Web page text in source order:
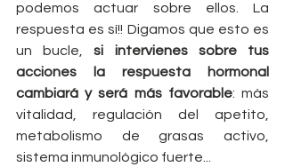
podemos actuar sobre ellos. La
respuesta es sí!! Digamos que esto es
un bucle, si intervienes sobre tus
acciones la respuesta hormonal
cambiará y será más favorable: más
vitalidad, regulación del apetito,
metabolismo de grasas activo,
sistema inmunológico fuerte...